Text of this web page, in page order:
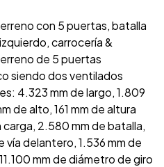
con 5 puertas, batalla
carrocería &
de 5 puertas
siendo dos ventilados
4.323 mm de largo, 1.809
de alto, 161 mm de altura
carga, 2.580 mm de batalla,
vía delantero, 1.536 mm de
mm de diámetro de giro